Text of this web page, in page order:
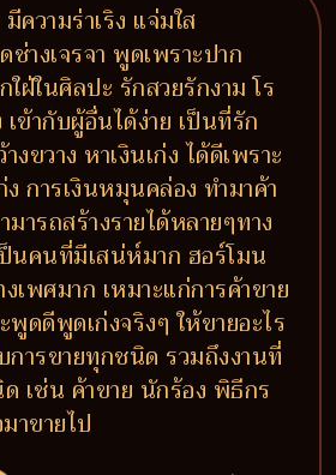
ความร่าเริง แจ่มใส
างเจรจา พูดเพราะปาก
ฝ่ในศิลปะ รักสวยรักงาม โร
เข้ากับผู้อื่นได้ง่าย เป็นที่รัก
ขวาง หาเงินเก่ง ได้ดีเพราะ
การเงินหมุนคล่อง ทำมาค้า
ารถสร้างรายได้หลายๆทาง
นคนที่มีเสน่ห์มาก ฮอร์โมน
เพศมาก เหมาะแก่การค้าขาย
พูดดีพูดเก่งจริงๆ ให้ขายอะไร
การขายทุกชนิด รวมถึงงานที่
เช่น ค้าขาย นักร้อง พิธีกร
าขายไป